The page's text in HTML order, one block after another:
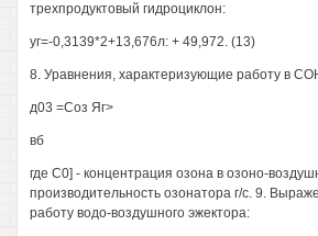
трехпродуктовый гидроциклон:
уг=-0,3139*2+13,676л: + 49,972. (13)
8. Уравнения, характеризующие работу в
д03 =Соз Яг>
вб
где С0] - концентрация озона в озоно-
производительность озонатора г/с. 9.
работу водо-воздушного эжектора: